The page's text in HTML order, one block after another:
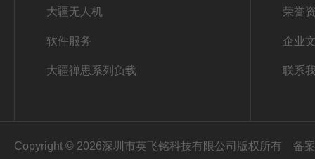
大疆无人机
软件服务
大疆禅思系列负载
荣誉
企业
联系
Copyright © 2026深圳市英飞铭科技有限公司版权所有 备